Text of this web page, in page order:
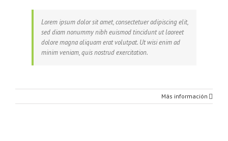
Lorem ipsum dolor sit amet, consectetuer adipiscing elit,
sed diam nonummy nibh euismod tincidunt ut laoreet
dolore magna aliquam erat volutpat. Ut wisi enim ad
minim veniam, quis nostrud exercitation.
Más información